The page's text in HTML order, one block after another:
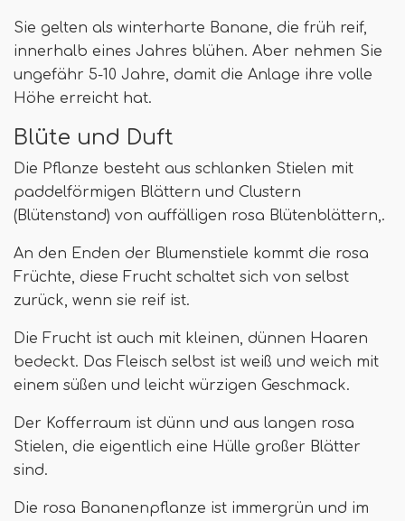
Sie gelten als winterharte Banane, die früh reif,
innerhalb eines Jahres blühen. Aber nehmen Sie
ungefähr 5-10 Jahre, damit die Anlage ihre volle
Höhe erreicht hat.
Blüte und Duft
Die Pflanze besteht aus schlanken Stielen mit
paddelförmigen Blättern und Clustern
(Blütenstand) von auffälligen rosa Blütenblättern,.
An den Enden der Blumenstiele kommt die rosa
Früchte, diese Frucht schaltet sich von selbst
zurück, wenn sie reif ist.
Die Frucht ist auch mit kleinen, dünnen Haaren
bedeckt. Das Fleisch selbst ist weiß und weich mit
einem süßen und leicht würzigen Geschmack.
Der Kofferraum ist dünn und aus langen rosa
Stielen, die eigentlich eine Hülle großer Blätter
sind.
Die rosa Bananenpflanze ist immergrün und im